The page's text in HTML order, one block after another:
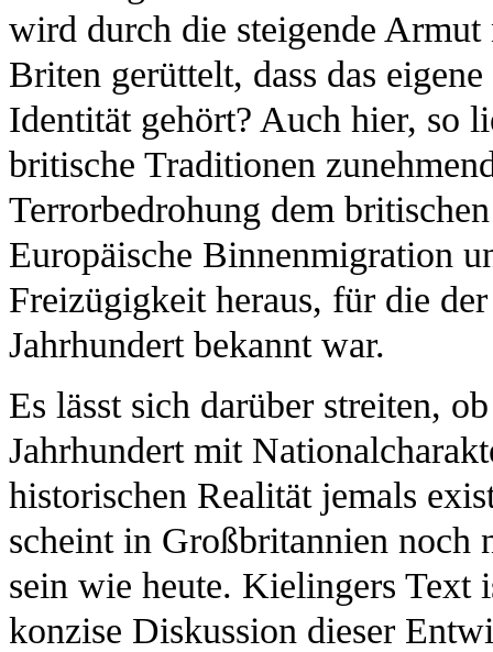
wird durch die steigende
Briten gerüttelt, dass das
Identität gehört? Auch hier, so
britische Traditionen
Terrorbedrohung dem
Europäische Binnenmigration
Freizügigkeit heraus, für die
Jahrhundert bekannt war.
Es lässt sich darüber streiten,
Jahrhundert mit
historischen Realität jemals
scheint in Großbritannien noch
sein wie heute. Kielingers Text
konzise Diskussion dieser